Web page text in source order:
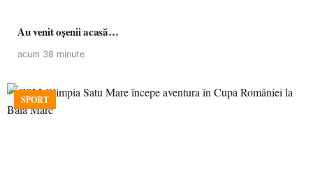
Au venit oșenii acasă…
acum 38 minute
SPORT